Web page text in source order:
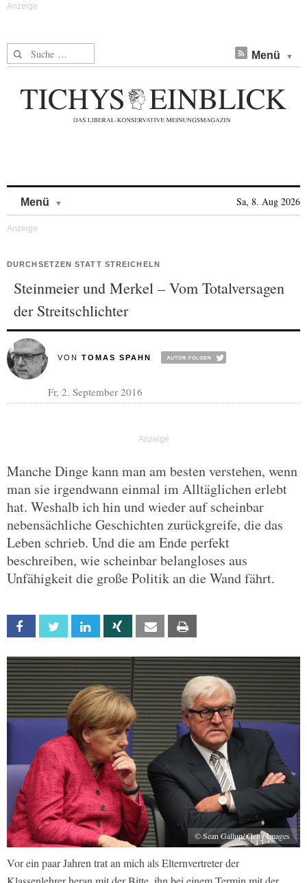
Suche nach: Menü
Menü Sa, 8. Aug 2026
DURCHSETZEN STATT STREICHELN
Steinmeier und Merkel – Vom Totalversagen
der Streitschlichter
VON TOMAS SPAHN
Fr, 2. September 2016
Manche Dinge kann man am besten verstehen, wenn
man sie irgendwann einmal im Alltäglichen erlebt
hat. Weshalb ich hin und wieder auf scheinbar
nebensächliche Geschichten zurückgreife, die das
Leben schrieb. Und die am Ende perfekt
beschreiben, wie scheinbar belangloses aus
Unfähigkeit die große Politik an die Wand fährt.
Facebook Twitter Linkedin Xing Email
© Sean Gallup/ Getty Images
Vor ein paar Jahren trat an mich als Elternvertreter der